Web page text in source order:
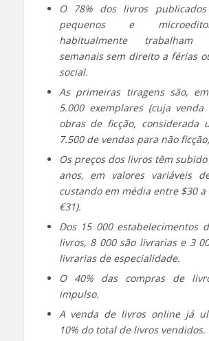
O 78% dos livros
pequenos e
habitualmente
semanais sem direito a férias
social.
As primeiras tiragens são,
5.000 exemplares (cuja
obras de ficção, considerada
7.500 de vendas para não
Os preços dos livros têm
anos, em valores variáveis
custando em média entre $30 a
€31).
Dos 15 000 estabelecimentos
livros, 8 000 são livrarias e 3
livrarias de especialidade.
O 40% das compras de
impulso.
A venda de livros online já
10% do total de livros vendidos.